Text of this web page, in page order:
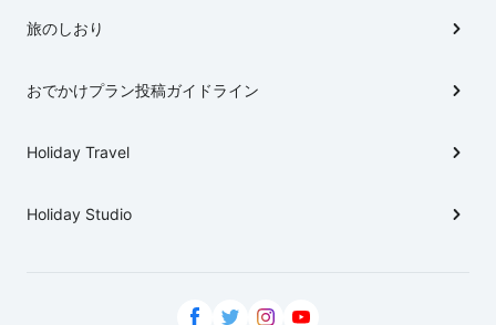
旅のしおり
おでかけプラン投稿ガイドライン
Holiday Travel
Holiday Studio